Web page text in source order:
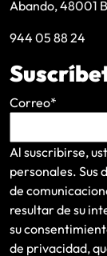
Abando, 48001
944 05 88 24
Correo*
Al suscribirse,
personales. Sus
de
resultar de su
su
de privacidad,